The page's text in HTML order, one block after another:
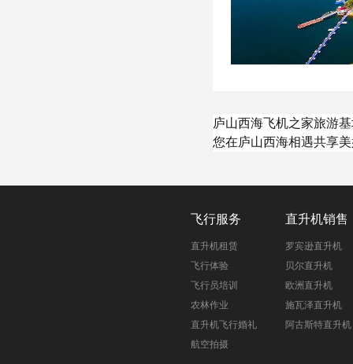
庐山西海飞机之家旅游
您在庐山西海相遇共享
飞行服务
直升机租赁
飞行体验
飞行员培训
农林作业
直升机飞行婚礼
航空拍摄
直升机销售
罗宾逊直升机
贝尔直升机
欧洲直升机
施瓦泽直升机
阿古斯特直升机